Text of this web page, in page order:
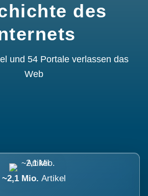
des
und 54 Portale verlassen das
Web
~2,1 Mio. Artikel